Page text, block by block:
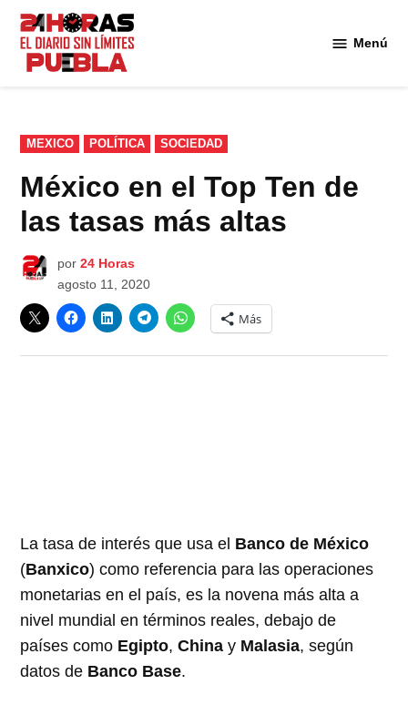
Saltar
contenido
Menú
PUBLICADO
EN
MEXICO POLÍTICA SOCIEDAD
México en el Top Ten de
las tasas más altas
por 24 Horas
agosto 11, 2020
Más
La tasa de interés que usa el Banco de México
(Banxico) como referencia para las operaciones
monetarias en el país, es la novena más alta a
nivel mundial en términos reales, debajo de
países como Egipto,China y Malasia, según
datos de Banco Base.